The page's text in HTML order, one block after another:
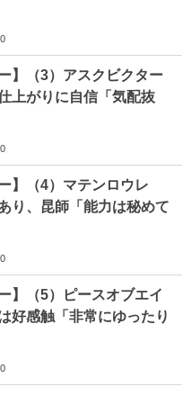
】（3）アスクビクター
上がりに自信「気配抜
】（4）マテンロウレ
り、昆師「能力は秘めて
】（5）ピースオブエイ
好感触「非常にゆったり